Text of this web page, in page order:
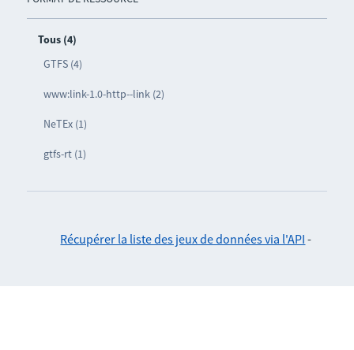
Tous (4)
GTFS (4)
www:link-1.0-http--link (2)
NeTEx (1)
gtfs-rt (1)
Récupérer la liste des jeux de données via l'API -